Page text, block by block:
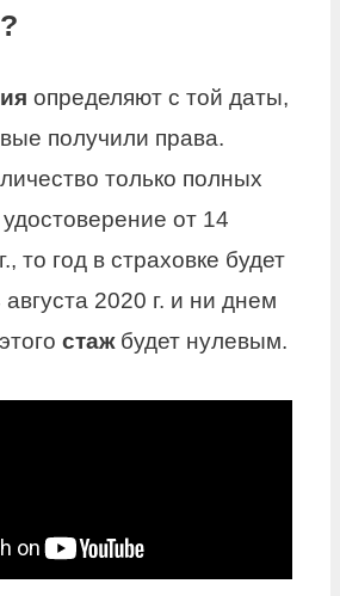
определяют с той даты,
получили права.
только полных
от 14
то год в страховке будет
2020 г. и ни днем
стажбудет нулевым.